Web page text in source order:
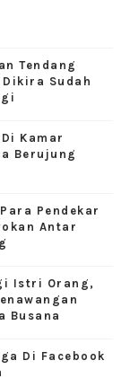
Tendang
Sudah
Kamar
Berujung
Pendekar
Antar
Istri Orang,
Busana
Di Facebook